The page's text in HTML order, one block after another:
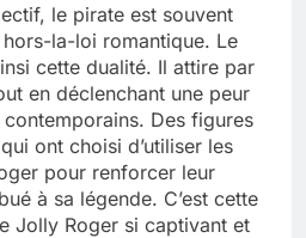
le pirate est souvent
la-loi romantique. Le
cette dualité. Il attire par
en déclenchant une peur
Des figures
ont choisi d’utiliser les
pour renforcer leur
à sa légende. C’est cette
Jolly Roger si captivant et